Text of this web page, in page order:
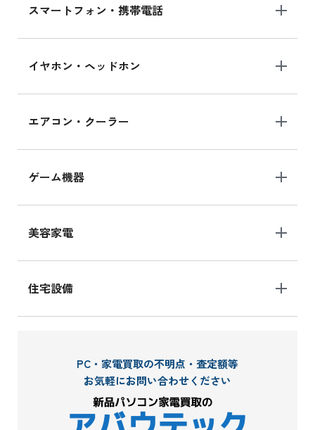
スマートフォン・携帯電話
イヤホン・ヘッドホン
エアコン・クーラー
ゲーム機器
美容家電
住宅設備
PC・家電買取の不明点・査定額等
お気軽にお問い合わせください